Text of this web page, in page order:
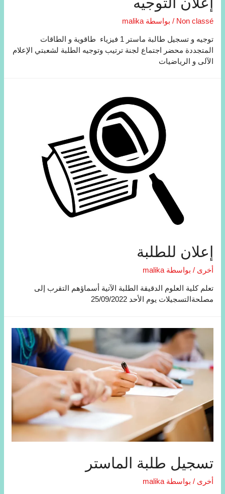
Non classé / بواسطة malika
توجيه و تسجيل طالبة ماستر 1 فيزياء طاقوية و الطاقات
المتجددة محضر اجتماع لجنة ترتیب وتوجیه الطلبة لشعبتي الإعلام
الآلی و الریاضیات
إعلان للطلبة
أخرى / بواسطة malika
تعلم كلية العلوم الدقيقة الطلبة الآتية أسماؤهم التقرب إلى
مصلحةالتسجيلات يوم الأحد 25/09/2022
تسجیل طلبة الماستر
أخرى / بواسطة malika